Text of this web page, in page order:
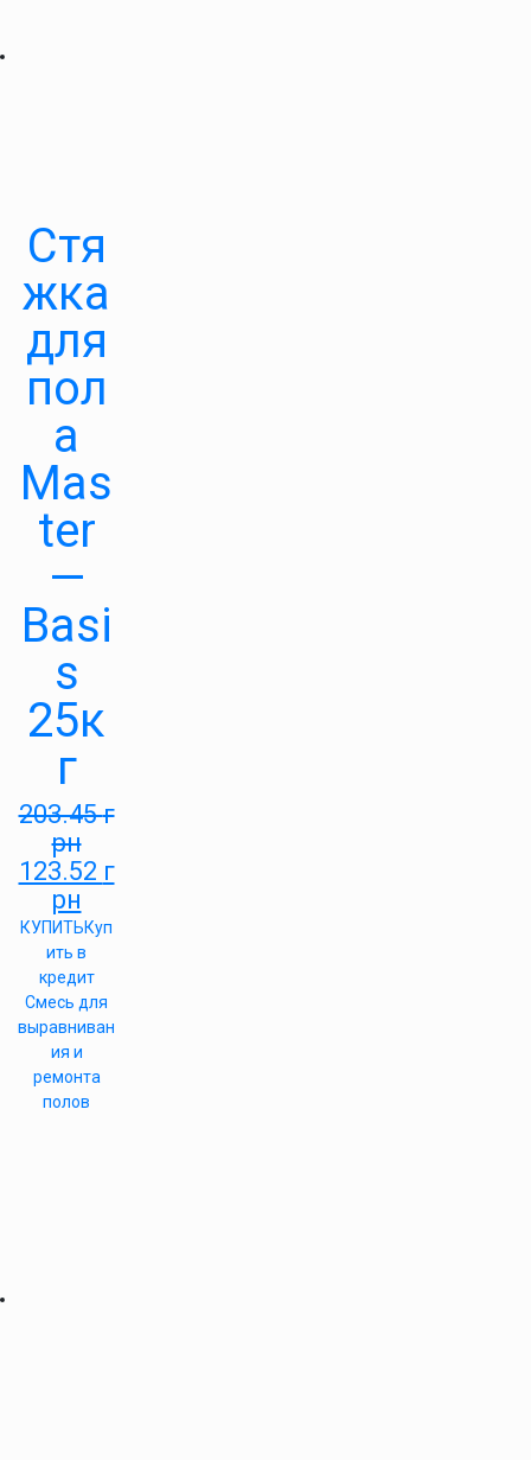
Стя
жка
для
пол
а
Mas
ter
—
Basi
s
25к
г
203.45г
рн
123.52 г
рн
КУПИТЬКуп
ить в
кредит
Смесь для
выравниван
ия и
ремонта
полов